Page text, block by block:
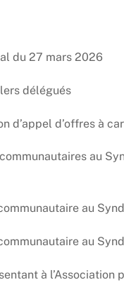
du 27 mars 2026
délégués
d’appel d’offres à
au
au
au
à